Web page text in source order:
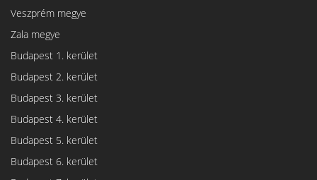
Veszprém megye
Zala megye
Budapest 1. kerület
Budapest 2. kerület
Budapest 3. kerület
Budapest 4. kerület
Budapest 5. kerület
Budapest 6. kerület